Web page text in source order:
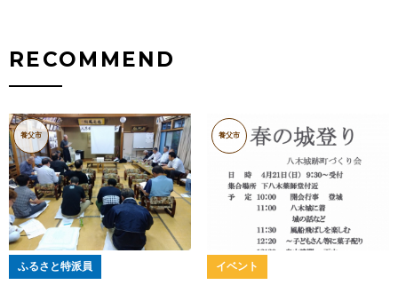
RECOMMEND
養父市
ふるさと特派員
養父市
イベント